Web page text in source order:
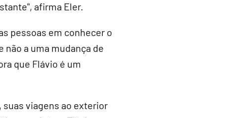
afirma Eler.
pessoas em conhecer o
a uma mudança de
que Flávio é um
suas viagens ao exterior